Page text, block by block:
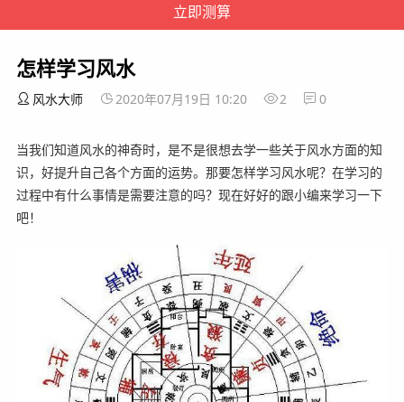
怎样学习风水
风水大师 2020年07月19日 10:20 2 0
当我们知道风水的神奇时，是不是很想去学一些关于风水方面的知
识，好提升自己各个方面的运势。那要怎样学习风水呢？在学习的
过程中有什么事情是需要注意的吗？现在好好的跟小编来学习一下
吧！